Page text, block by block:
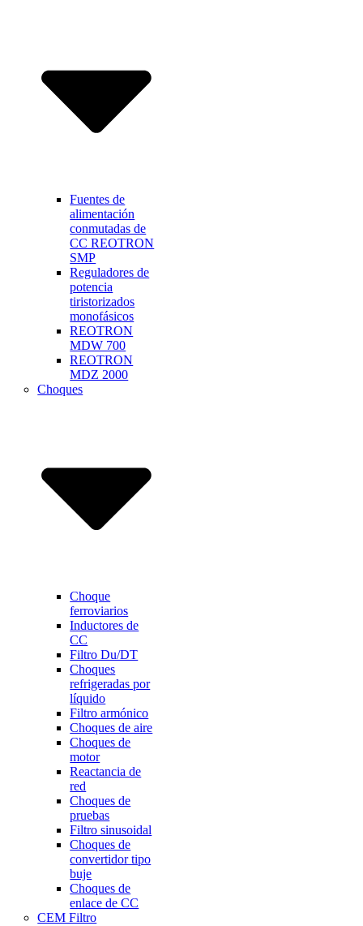
Fuentes de
alimentación
conmutadas de
CC REOTRON
SMP
Reguladores de
potencia
tiristorizados
monofásicos
REOTRON
MDW 700
REOTRON
MDZ 2000
Choques
Choque
ferroviarios
Inductores de
CC
Filtro Du/DT
Choques
refrigeradas por
líquido
Filtro armónico
Choques de aire
Choques de
motor
Reactancia de
red
Choques de
pruebas
Filtro sinusoidal
Choques de
convertidor tipo
buje
Choques de
enlace de CC
CEM Filtro